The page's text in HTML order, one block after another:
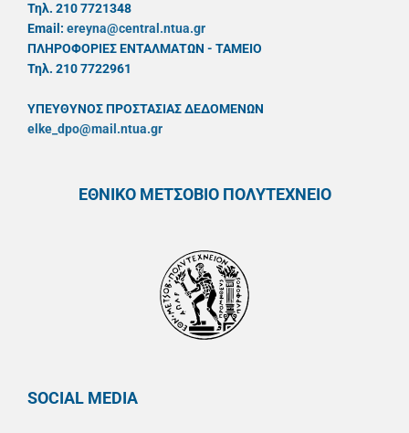
Τηλ. 210 7721348
Email: ereyna@central.ntua.gr
ΠΛΗΡΟΦΟΡΙΕΣ ΕΝΤΑΛΜΑΤΩΝ - ΤΑΜΕΙΟ
Τηλ. 210 7722961
ΥΠΕΥΘYΝΟΣ ΠΡΟΣΤΑΣΙΑΣ ΔΕΔΟΜΕΝΩΝ
elke_dpo@mail.ntua.gr
ΕΘΝΙΚΟ ΜΕΤΣΟΒΙΟ ΠΟΛΥΤΕΧΝΕΙΟ
SOCIAL MEDIA